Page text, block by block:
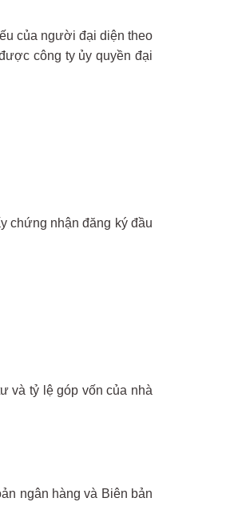
của người đại diện theo
công ty ủy quyền đại
chứng nhận đăng ký đầu
và tỷ lệ góp vốn của nhà
ngân hàng và Biên bản